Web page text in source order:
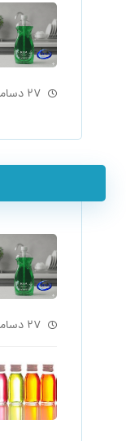
۲۷ دسامبر, ۲۰۲۵
۲۷ دسامبر, ۲۰۲۵